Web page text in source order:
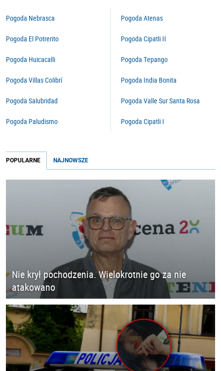
Pogoda Nebrasca
Pogoda El Potrerito
Pogoda Huicacalli
Pogoda Villas Colibrí
Pogoda Salubridad
Pogoda Paludismo
Pogoda Atenas
Pogoda Cipatli II
Pogoda Tepango
Pogoda India Bonita
Pogoda Valle Sur Santa Rosa
Pogoda Cipatli I
POPULARNE NAJNOWSZE
Nie krył pochodzenia. Wielokrotnie go za nie
atakowano